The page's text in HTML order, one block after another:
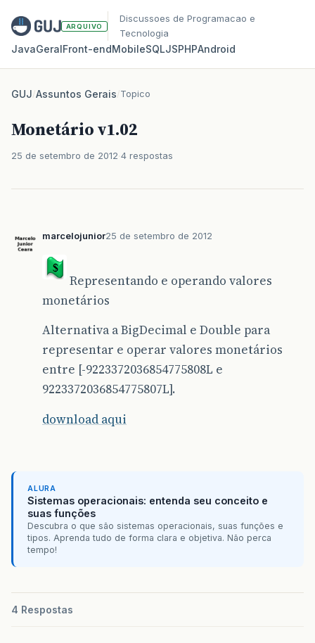
ARQUIVO
Discussoes de Programacao e
Tecnologia
JavaGeralFront‑endMobileSQLJSPHPAndroid
GUJ/Assuntos Gerais/Topico
Monetário v1.02
25 de setembro de 2012 4 respostas
marcelojunior25 de setembro de 2012
Representando e operando valores
monetários
Alternativa a BigDecimal e Double para
representar e operar valores monetários
entre [-9223372036854775808L e
9223372036854775807L].
download aqui
ALURA
Sistemas operacionais: entenda seu conceito e
suas funções
Descubra o que são sistemas operacionais, suas funções e
tipos. Aprenda tudo de forma clara e objetiva. Não perca
tempo!
4 Respostas